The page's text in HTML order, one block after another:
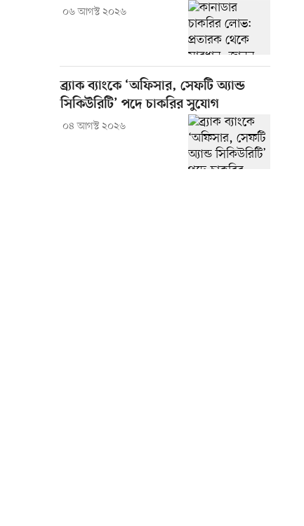
০৬ আগস্ট ২০২৬
ব্র্যাক ব্যাংকে ‘অফিসার, সেফটি অ্যান্ড
সিকিউরিটি’ পদে চাকরির সুযোগ
০৪ আগস্ট ২০২৬